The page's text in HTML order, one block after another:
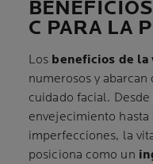
C PARA LA
Los beneficios de la
numerosos y
cuidado facial.
envejecimiento
imperfecciones, la
posiciona como un